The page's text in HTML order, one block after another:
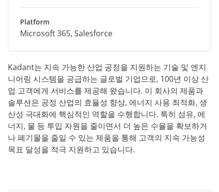
Platform
Microsoft 365, Salesforce
Kadant는 지속 가능한 산업 공정을 지원하는 기술 및 엔지
니어링 시스템을 공급하는 글로벌 기업으로, 100년 이상 산
업 고객에게 서비스를 제공해 왔습니다. 이 회사의 제품과
솔루션은 공정 산업의 효율성 향상, 에너지 사용 최적화, 생
산성 극대화에 핵심적인 역할을 수행합니다. 특히 섬유, 에
너지, 물 등 투입 자원을 줄이면서 더 높은 수율을 확보하거
나 폐기물을 줄일 수 있는 제품을 통해 고객의 지속 가능성
목표 달성을 적극 지원하고 있습니다.